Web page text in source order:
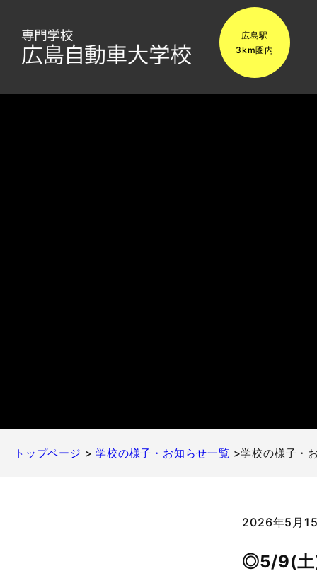
広島駅
3km圏内
トップページ >学校の様子・お知らせ一覧 >学校の様子・
2026年5月15
◎5/9(土